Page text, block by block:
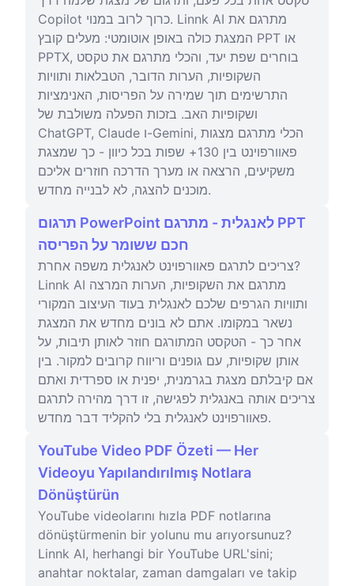
Copilot כרוך לרוב במנוי. Linnk AI מתרגם את
המצגת כולה באופן אוטומטי: מעלים קובץ PPT או
PPTX, בוחרים שפת יעד, והכלי מתרגם את טקסט
השקופיות, הערות הדובר, הטבלאות ותוויות
התרשימים תוך שמירה על הפריסות, האנימציות
ושקופיות האב. בזכות הפעלה משולבת של
ChatGPT, Claude ו-Gemini, הכלי מתרגם מצגות
פאוורפוינט בין 130+ שפות בכל כיוון - כך שמצגת
משקיעים, הרצאה או מערך הדרכה חוזרים אליכם
מוכנים להצגה, לא לבנייה מחדש.
תרגום PowerPoint לאנגלית - מתרגם PPT
חכם ששומר על הפריסה
צריכים לתרגם פאוורפוינט לאנגלית משפה אחרת?
Linnk AI מתרגם את השקופיות, הערות המרצה
ותוויות הגרפים שלכם לאנגלית בעוד העיצוב המקורי
נשאר במקומו. אתם לא בונים מחדש את המצגת
אחר כך - הטקסט המתורגם חוזר לאותן תיבות, על
אותן שקופיות, עם גופנים וריווח קרובים למקור. בין
אם קיבלתם מצגת בגרמנית, יפנית או ספרדית ואתם
צריכים אותה באנגלית לפגישה, זו דרך מהירה לתרגם
פאוורפוינט לאנגלית בלי להקליד דבר מחדש.
YouTube Video PDF Özeti — Her
Videoyu Yapılandırılmış Notlara
Dönüştürün
YouTube videolarını hızla PDF notlarına
dönüştürmenin bir yolunu mu arıyorsunuz?
Linnk AI, herhangi bir YouTube URL'sini;
anahtar noktalar, zaman damgaları ve takip